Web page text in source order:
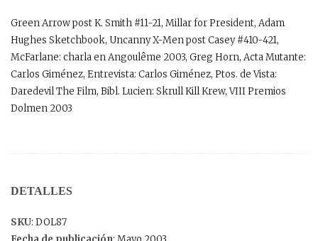
Green Arrow post K. Smith #11-21, Millar for President, Adam
Hughes Sketchbook, Uncanny X-Men post Casey #410-421,
McFarlane: charla en Angoulême 2003, Greg Horn, Acta Mutante:
Carlos Giménez, Entrevista: Carlos Giménez, Ptos. de Vista:
Daredevil The Film, Bibl. Lucien: Skrull Kill Krew, VIII Premios
Dolmen 2003
DETALLES
SKU: DOL87